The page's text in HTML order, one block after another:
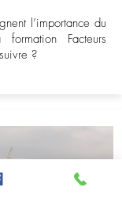
l’importance du
Facteurs
?